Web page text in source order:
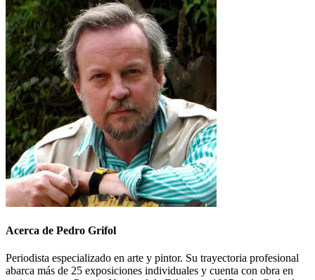
Acerca de Pedro Grifol
Periodista especializado en arte y pintor. Su trayectoria profesional
abarca más de 25 exposiciones individuales y cuenta con obra en